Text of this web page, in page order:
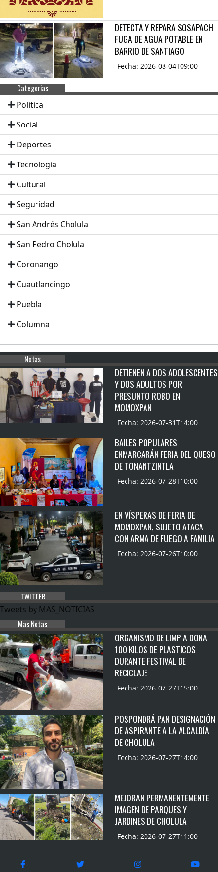
DETECTA Y REPARA SOSAPACH
FUGA DE AGUA POTABLE EN
BARRIO DE SANTIAGO
Fecha: 2026-08-04T09:00
Categorias
Politica
Social
Deportes
Tecnologia
Cultural
Seguridad
San Andrés Cholula
San Pedro Cholula
Coronango
Cuautlancingo
Puebla
Columna
Notas
DETIENEN A DOS ADOLESCENTES
Y DOS ADULTOS POR
PRESUNTO ROBO EN
MOMOXPAN
Fecha: 2026-07-31T14:00
BAILES POPULARES
ENMARCARÁN FERIA DEL QUESO
DE TONANTZINTLA
Fecha: 2026-07-28T10:00
EN VÍSPERAS DE FERIA DE
MOMOXPAN, SUJETO ATACA
CON ARMA DE FUEGO A FAMILIA
Fecha: 2026-07-26T10:00
TWITTER
Tweets by MAS_NOTICIAS
Mas Notas
ORGANISMO DE LIMPIA DONA
100 KILOS DE PLASTICOS
DURANTE FESTIVAL DE
RECICLAJE
Fecha: 2026-07-27T15:00
POSPONDRÁ PAN DESIGNACIÓN
DE ASPIRANTE A LA ALCALDÍA
DE CHOLULA
Fecha: 2026-07-27T14:00
MEJORAN PERMANENTEMENTE
IMAGEN DE PARQUES Y
JARDINES DE CHOLULA
Fecha: 2026-07-27T11:00